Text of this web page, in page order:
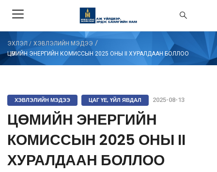
ЭХЛЭЛ / ХЭВЛЭЛИЙН МЭДЭЭ /
ЦӨМИЙН ЭНЕРГИЙН КОМИССЫН 2025 ОНЫ II ХУРАЛДААН БОЛЛОО
ХЭВЛЭЛИЙН МЭДЭЭ ЦАГ ҮЕ, ҮЙЛ ЯВДАЛ 2025-08-13
ЦӨМИЙН ЭНЕРГИЙН
КОМИССЫН 2025 ОНЫ II
ХУРАЛДААН БОЛЛОО